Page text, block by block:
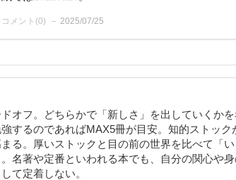
コメント(0) 2025/07/25
オフ。どちらかで「新しさ」を出していくかを
するのであればMAX5冊が目安。知的ストック
る。厚いストックと目の前の世界を比べて「い
名著や定番といわれる本でも、自分の関心や
て定着しない。